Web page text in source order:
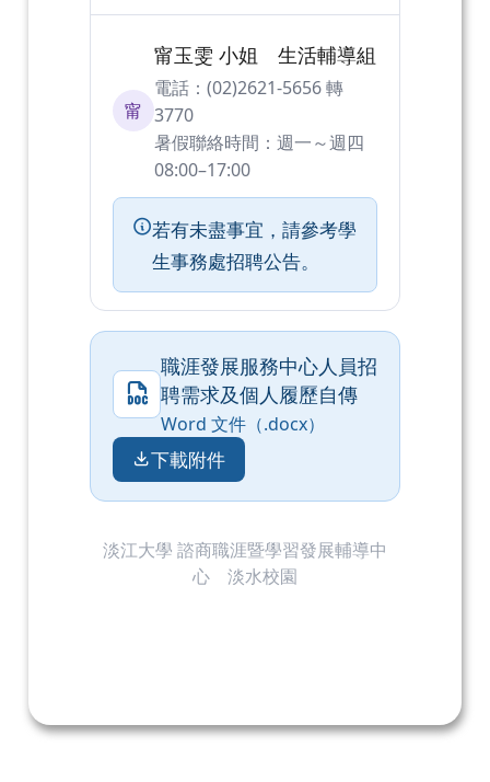
甯
甯玉雯 小姐 生活輔導組
電話：(02)2621-5656 轉
3770
暑假聯絡時間：週一～週四
08:00–17:00
若有未盡事宜，請參考學
生事務處招聘公告。
職涯發展服務中心人員招
聘需求及個人履歷自傳
Word 文件（.docx）
下載附件
淡江大學 諮商職涯暨學習發展輔導中
心 淡水校園